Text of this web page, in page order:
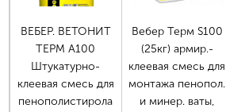
ВЕБЕР. ВЕТОНИТ
TEPM A100
Штукатурно-
клеевая смесь для
пенополистирола
Вебер Терм S100
(25кг) армир.-
клеевая смесь для
монтажа пенопол.
и минер. ваты,